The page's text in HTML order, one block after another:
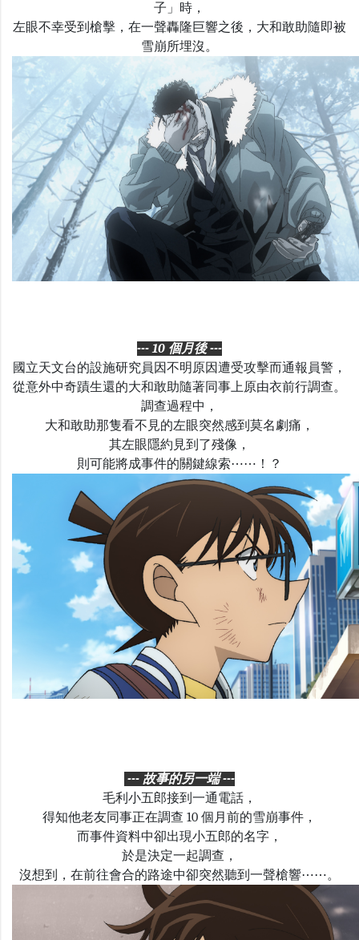
子」時，
左眼不幸受到槍擊，在一聲轟隆巨響之後，大和敢助隨即被
雪崩所埋沒。
--- 10 個月後 ---
國立天文台的設施研究員因不明原因遭受攻擊而通報員警，
從意外中奇蹟生還的大和敢助隨著同事上原由衣前行調查。
調查過程中，
大和敢助那隻看不見的左眼突然感到莫名劇痛，
其左眼隱約見到了殘像，
則可能將成事件的關鍵線索⋯⋯！？
--- 故事的另一端 ---
毛利小五郎接到一通電話，
得知他老友同事正在調查 10 個月前的雪崩事件，
而事件資料中卻出現小五郎的名字，
於是決定一起調查 ，
沒想到，在前往會合的路途中卻突然聽到一聲槍響⋯⋯。